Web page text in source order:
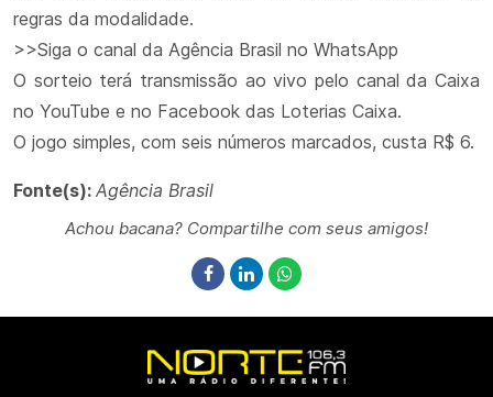
regras da modalidade.
>>Siga o canal da Agência Brasil no WhatsApp
O sorteio terá transmissão ao vivo pelo canal da Caixa
no YouTube e no Facebook das Loterias Caixa.
O jogo simples, com seis números marcados, custa R$ 6.
Fonte(s): Agência Brasil
Achou bacana? Compartilhe com seus amigos!